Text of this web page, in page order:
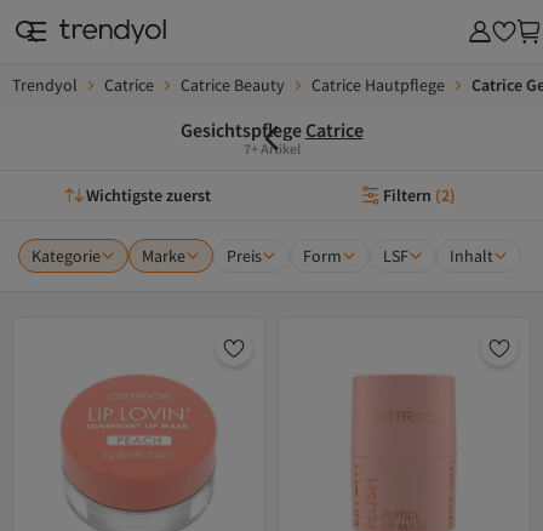
Trendyol Catrice Catrice Beauty Catrice Hautpflege Catrice
Gesichtspflege Catrice
7+ Artikel
Wichtigste zuerst Filtern (2)
Kategorie Marke Preis Form LSF Inhalt